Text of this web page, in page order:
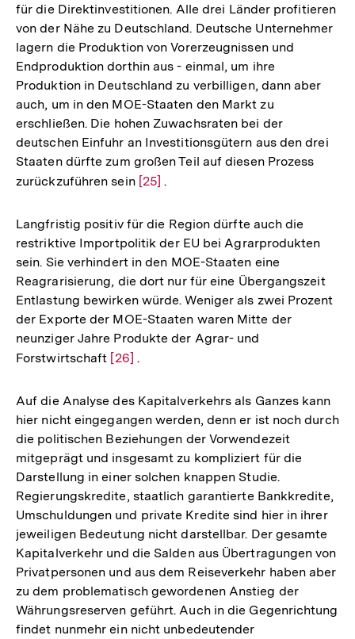
für die Direktinvestitionen. Alle drei Länder profitieren
von der Nähe zu Deutschland. Deutsche Unternehmer
lagern die Produktion von Vorerzeugnissen und
Endproduktion dorthin aus - einmal, um ihre
Produktion in Deutschland zu verbilligen, dann aber
auch, um in den MOE-Staaten den Markt zu
erschließen. Die hohen Zuwachsraten bei der
deutschen Einfuhr an Investitionsgütern aus den drei
Staaten dürfte zum großen Teil auf diesen Prozess
zurückzuführen sein Zur
der
Fußnote
[25] .
Langfristig positiv für die Region dürfte auch die
restriktive Importpolitik der EU bei Agrarprodukten
sein. Sie verhindert in den MOE-Staaten eine
Reagrarisierung, die dort nur für eine Übergangszeit
Entlastung bewirken würde. Weniger als zwei Prozent
der Exporte der MOE-Staaten waren Mitte der
neunziger Jahre Produkte der Agrar- und
Forstwirtschaft Zur
der
Fußnote
[26] .
Auf die Analyse des Kapitalverkehrs als Ganzes kann
hier nicht eingegangen werden, denn er ist noch durch
die politischen Beziehungen der Vorwendezeit
mitgeprägt und insgesamt zu kompliziert für die
Darstellung in einer solchen knappen Studie.
Regierungskredite, staatlich garantierte Bankkredite,
Umschuldungen und private Kredite sind hier in ihrer
jeweiligen Bedeutung nicht darstellbar. Der gesamte
Kapitalverkehr und die Salden aus Übertragungen von
Privatpersonen und aus dem Reiseverkehr haben aber
zu dem problematisch gewordenen Anstieg der
Währungsreserven geführt. Auch in die Gegenrichtung
findet nunmehr ein nicht unbedeutender